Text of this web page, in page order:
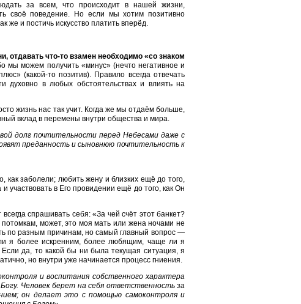
за всем, что происходит в нашей жизни,
своё поведение. Но если мы хотим позитивно
же и постичь искусство платить вперёд.
отдавать что-то взамен необходимо «со знаком
мы можем получить «минус» (нечто негативное и
(какой-то позитив). Правило всегда отвечать
в любых обстоятельствах и влиять на
жизнь нас так учит. Когда же мы отдаём больше,
вклад в перемены внутри общества и мира.
долг почтительности перед Небесами даже с
преданность и сыновнюю почтительность к
как заболели; любить жену и близких ещё до того,
участвовать в Его провидении ещё до того, как Он
спрашивать себя: «За чей счёт этот банкет?
может, это моя мать или жена ночами не
по разным причинам, но самый главный вопрос —
я более искренним, более любящим, чаще ли я
да, то какой бы ни была текущая ситуация, я
но внутри уже начинается процесс гниения.
и воспитания собственного характера
Человек берет на себя ответственность за
он делает это с помощью самоконтроля и